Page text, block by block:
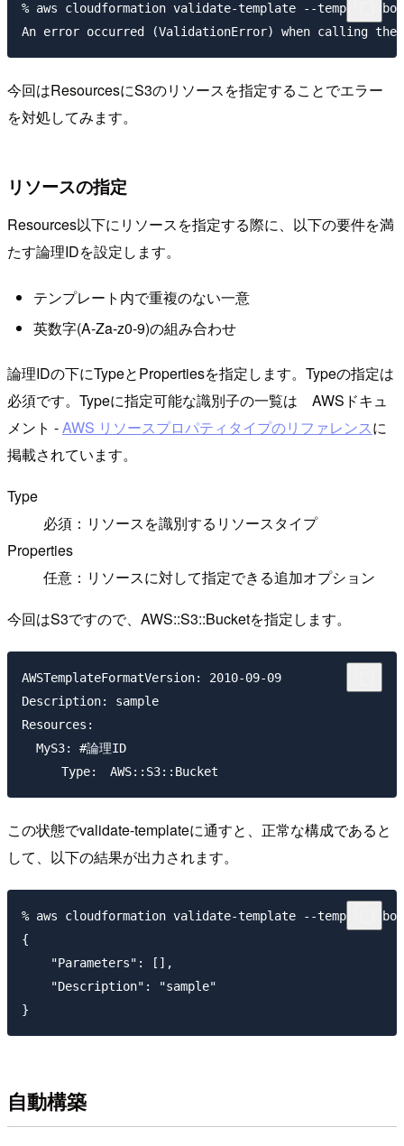
% aws cloudformation validate-template --template-
今回はResourcesにS3のリソースを指定することでエラー
を対処してみます。
リソースの指定
Resources以下にリソースを指定する際に、以下の要件を満
たす論理IDを設定します。
テンプレート内で重複のない一意
英数字(A-Za-z0-9)の組み合わせ
論理IDの下にTypeとPropertiesを指定します。Typeの指定は
必須です。Typeに指定可能な識別子の一覧は AWSドキュ
メント -AWS リソースプロパティタイプのリファレンスに
掲載されています。
Type
必須：リソースを識別するリソースタイプ
Properties
任意：リソースに対して指定できる追加オプション
今回はS3ですので、AWS::S3::Bucketを指定します。
AWSTemplateFormatVersion: 2010-09-09
Description: sample
Resources:
  MyS3: #論理ID
この状態でvalidate-templateに通すと、正常な構成であると
して、以下の結果が出力されます。
% aws cloudformation validate-template --template-
{
    "Parameters": [],
    "Description": "sample"
自動構築